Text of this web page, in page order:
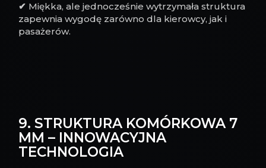
✔ Miękka, ale jednocześnie wytrzymała struktura
zapewnia wygodę zarówno dla kierowcy, jak i
pasażerów.
9. STRUKTURA KOMÓRKOWA 7
MM – INNOWACYJNA
TECHNOLOGIA